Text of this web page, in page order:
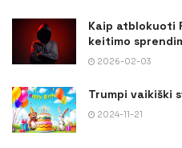
Kaip atblokuoti
keitimo
2026-02-03
Trumpi vaikiški
2024-11-21